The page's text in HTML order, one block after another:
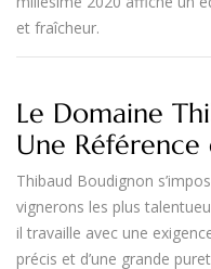
et fraîcheur.
Le Domaine
Une Référence
Thibaud Boudignon
vignerons les plus
il travaille avec une
précis et d’une grande